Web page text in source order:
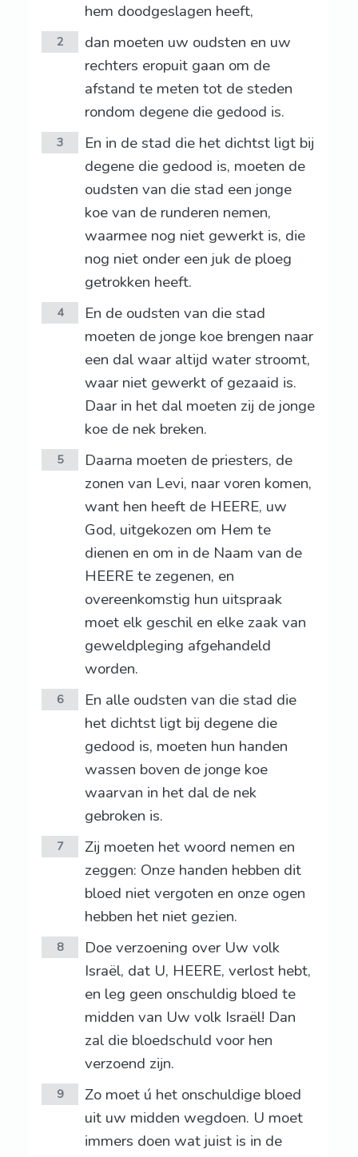
hem doodgeslagen heeft,
2
dan moeten uw oudsten en uw
rechters eropuit gaan om de
afstand te meten tot de steden
rondom degene die gedood is.
3
En in de stad die het dichtst ligt bij
degene die gedood is, moeten de
oudsten van die stad een jonge
koe van de runderen nemen,
waarmee nog niet gewerkt is, die
nog niet onder een juk de ploeg
getrokken heeft.
4
En de oudsten van die stad
moeten de jonge koe brengen naar
een dal waar altijd water stroomt,
waar niet gewerkt of gezaaid is.
Daar in het dal moeten zij de jonge
koe de nek breken.
5
Daarna moeten de priesters, de
zonen van Levi, naar voren komen,
want hen heeft de HEERE, uw
God, uitgekozen om Hem te
dienen en om in de Naam van de
HEERE te zegenen, en
overeenkomstig hun uitspraak
moet elk geschil en elke zaak van
geweldpleging afgehandeld
worden.
6
En alle oudsten van die stad die
het dichtst ligt bij degene die
gedood is, moeten hun handen
wassen boven de jonge koe
waarvan in het dal de nek
gebroken is.
7
Zij moeten het woord nemen en
zeggen: Onze handen hebben dit
bloed niet vergoten en onze ogen
hebben het niet gezien.
8
Doe verzoening over Uw volk
Israël, dat U, HEERE, verlost hebt,
en leg geen onschuldig bloed te
midden van Uw volk Israël! Dan
zal die bloedschuld voor hen
verzoend zijn.
9
Zo moet ú het onschuldige bloed
uit uw midden wegdoen. U moet
immers doen wat juist is in de